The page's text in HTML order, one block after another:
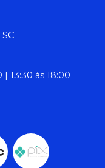
13:30 às 18:00